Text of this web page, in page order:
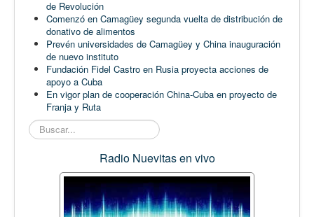
de Revolución
Comenzó en Camagüey segunda vuelta de distribución de
donativo de alimentos
Prevén universidades de Camagüey y China inauguración
de nuevo instituto
Fundación Fidel Castro en Rusia proyecta acciones de
apoyo a Cuba
En vigor plan de cooperación China-Cuba en proyecto de
Franja y Ruta
Buscar...
Radio Nuevitas en vivo